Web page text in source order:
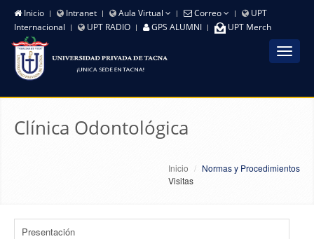
Inicio Intranet Aula Virtual Correo
UPT
Internacional
UPT RADIO GPS ALUMNI UPT Merch
Toggle
Clínica Odontológica
Inicio
Normas y Procedimientos
Visitas
Presentación